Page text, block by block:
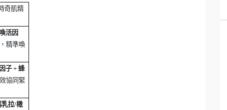
奇肌精
活因
精準喚
子+ 蜂
協同緊
乳拉/橄